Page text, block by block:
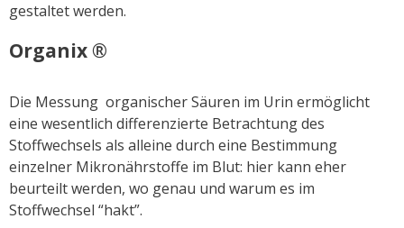
gestaltet werden.
Organix ®
Die Messung organischer Säuren im Urin ermöglicht
eine wesentlich differenzierte Betrachtung des
Stoffwechsels als alleine durch eine Bestimmung
einzelner Mikronährstoffe im Blut: hier kann eher
beurteilt werden, wo genau und warum es im
Stoffwechsel “hakt”.